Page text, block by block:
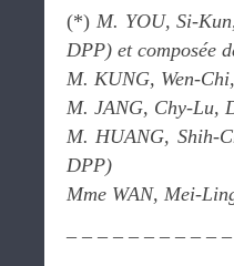
(*) M. YOU, Si-
DPP) et composée
M. KUNG, Wen-
M. JANG, Chy-Lu,
M. HUANG, Shih-
DPP)
Mme WAN, Mei-
– – – – – – – – – –